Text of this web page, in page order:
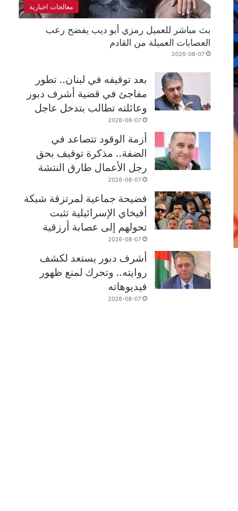
معالجات اخبارية
بث مباشر للعميل رمزي أبو ديب يفضح رعب
العصابات العميلة من القادم
2026-08-07
بعد توقيفه في لبنان.. تطور
مفاجئ في قضية أشرف دبور
وعائلته تطالب بتدخل عاجل
2026-08-07
أزمة الوقود تتصاعد في
الضفة.. مذكرة توقيف بحق
رجل الأعمال طارق النتشة
2026-08-07
فضيحة جماعية لمرتزقة شبكة
أفيخاي الإسرائيلية تثبت
تحولهم إلى عصابة أرزقية
2026-08-07
أشرف دبور يستعد لكشف
روايته.. وتحرك لمنع ظهور
فيديوهاته
2026-08-07